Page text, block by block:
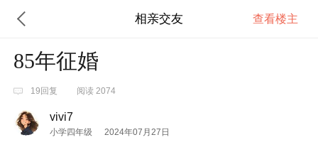
相亲交友 查看楼主
85年征婚
19回复 阅读 2074
vivi7
小学四年级 2024年07月27日